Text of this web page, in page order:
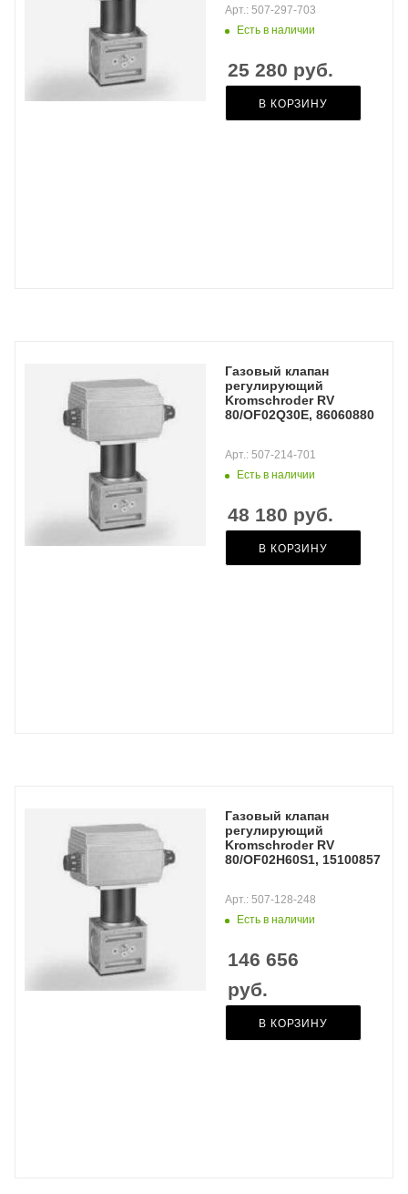
Есть в наличии
Арт.: 507-297-703
25 280 руб.
В КОРЗИНУ
Газовый клапан
регулирующий
Kromschroder RV
80/OF02Q30E, 86060880
Есть в наличии
Арт.: 507-214-701
48 180 руб.
В КОРЗИНУ
Газовый клапан
регулирующий
Kromschroder RV
80/OF02H60S1, 15100857
Есть в наличии
Арт.: 507-128-248
146 656
руб.
В КОРЗИНУ